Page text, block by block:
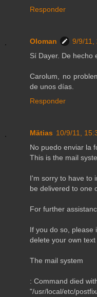
Responder
Oloman
9/9/11,
Sí Dayer. De hecho
Carolum, no
de unos días.
Responder
Mätias 10/9/11,
No puedo enviar la
This is the mail
I'm sorry to have to
be delivered to one
For further
If you do so, please
delete your own
The mail system
: Command died
"/usr/local/etc/